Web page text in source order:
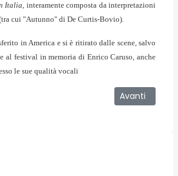
Italia, interamente composta da interpretazioni
cui "Autunno" di De Curtis-Bovio).
in America e si è ritirato dalle scene, salvo
al festival in memoria di Enrico Caruso, anche
le sue qualità vocali
Maria Grazia CucinottaArticolo
Avanti